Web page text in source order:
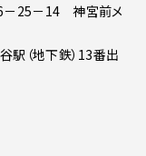
6－25－14 神宮前メ
（地下鉄）13番出